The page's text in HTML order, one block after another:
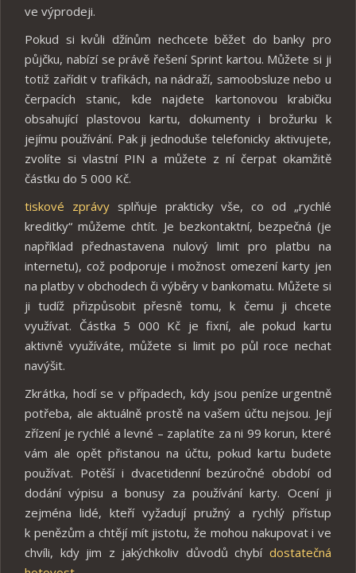
ve výprodeji.
Pokud si kvůli džínům nechcete běžet do banky pro
půjčku, nabízí se právě řešení Sprint kartou. Můžete si ji
totiž zařídit v trafikách, na nádraží, samoobsluze nebo u
čerpacích stanic, kde najdete kartonovou krabičku
obsahující plastovou kartu, dokumenty i brožurku k
jejímu používání. Pak ji jednoduše telefonicky aktivujete,
zvolíte si vlastní PIN a můžete z ní čerpat okamžitě
částku do 5 000 Kč.
tiskové zprávysplňuje prakticky vše, co od „rychlé
kreditky“ můžeme chtít. Je bezkontaktní, bezpečná (je
například přednastavena nulový limit pro platbu na
internetu), což podporuje i možnost omezení karty jen
na platby v obchodech či výběry v bankomatu. Můžete si
ji tudíž přizpůsobit přesně tomu, k čemu ji chcete
využívat. Částka 5 000 Kč je fixní, ale pokud kartu
aktivně využíváte, můžete si limit po půl roce nechat
navýšit.
Zkrátka, hodí se v případech, kdy jsou peníze urgentně
potřeba, ale aktuálně prostě na vašem účtu nejsou. Její
zřízení je rychlé a levné – zaplatíte za ni 99 korun, které
vám ale opět přistanou na účtu, pokud kartu budete
používat. Potěší i dvacetidenní bezúročné období od
dodání výpisu a bonusy za používání karty. Ocení ji
zejména lidé, kteří vyžadují pružný a rychlý přístup
k penězům a chtějí mít jistotu, že mohou nakupovat i ve
chvíli, kdy jim z jakýchkoliv důvodů chybí dostatečná